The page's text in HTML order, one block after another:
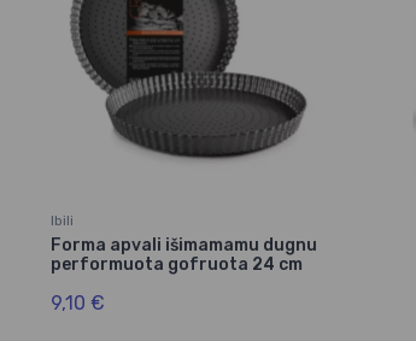
Ibili
Forma apvali išimamamu dugnu
performuota gofruota 24 cm
9,10 €